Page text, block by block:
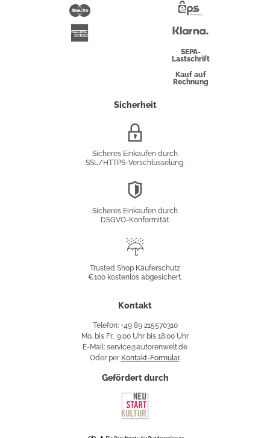
Maestro
Überweisung
SEPA-
Lastschrift
Kauf auf
Rechnung
Sicherheit
Sicheres Einkaufen durch
SSL/HTTPS-Verschlüsselung.
Sicheres Einkaufen durch
DSGVO-Konformität.
Käuferschutz
Trusted Shop Käuferschutz
€100 kostenlos abgesichert.
Kontakt
Telefon: +49 89 215570310
Mo. bis Fr., 9:00 Uhr bis 18:00 Uhr
E-Mail: service@autorenwelt.de
Oder per Kontakt-Formular.
Gefördert durch